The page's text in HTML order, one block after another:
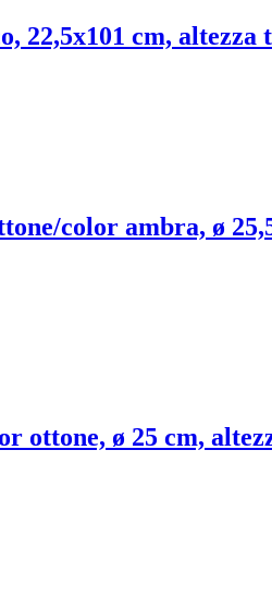
22,5x101 cm, altezza
color ambra, ø
ottone, ø 25 cm,